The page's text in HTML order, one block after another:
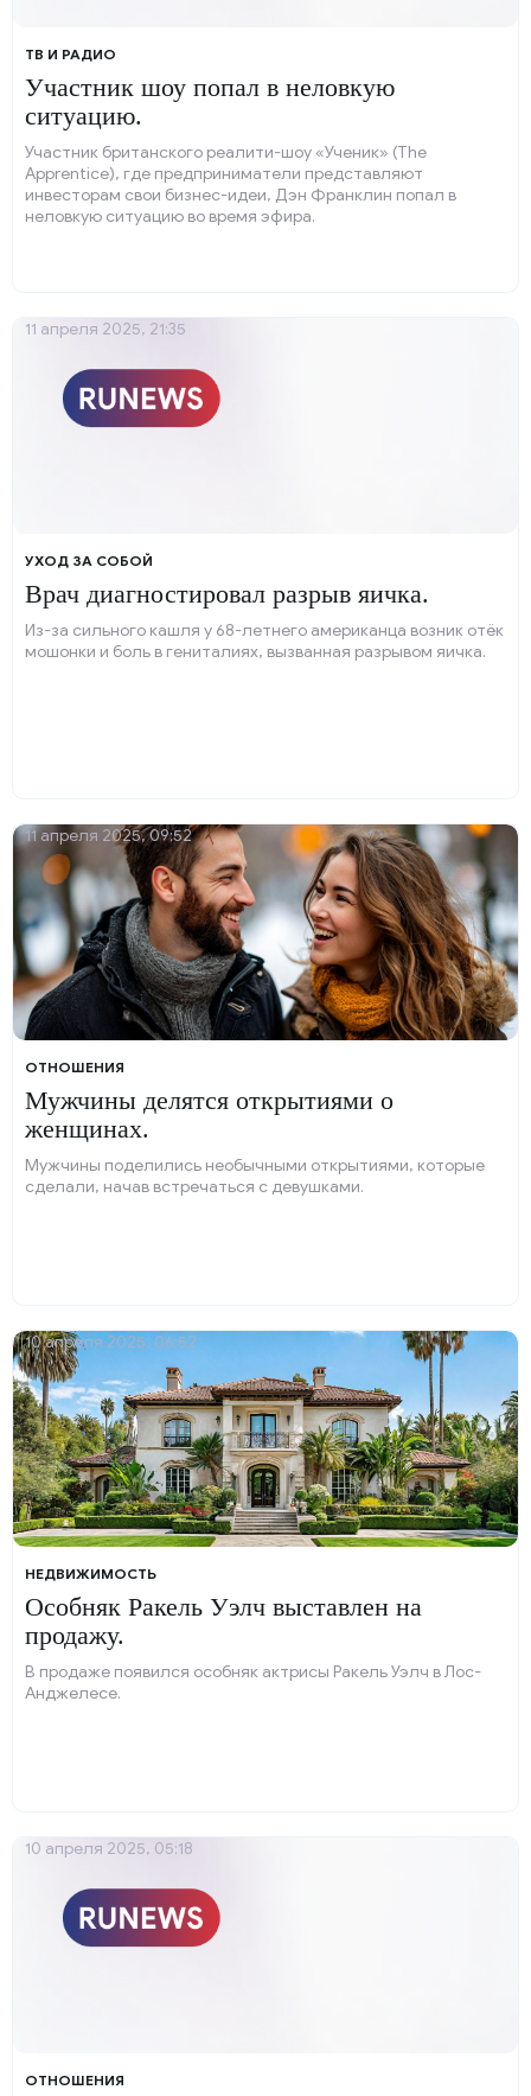
ТВ И РАДИО
Участник шоу попал в неловкую
ситуацию.
Участник британского реалити-шоу «Ученик» (The
Apprentice), где предприниматели представляют
инвесторам свои бизнес-идеи, Дэн Франклин попал в
неловкую ситуацию во время эфира.
УХОД ЗА СОБОЙ
Врач диагностировал разрыв яичка.
Из-за сильного кашля у 68-летнего американца возник отёк
мошонки и боль в гениталиях, вызванная разрывом яичка.
11 апреля 2025, 21:35
ОТНОШЕНИЯ
Мужчины делятся открытиями о
женщинах.
Мужчины поделились необычными открытиями, которые
сделали, начав встречаться с девушками.
11 апреля 2025, 09:52
НЕДВИЖИМОСТЬ
Особняк Ракель Уэлч выставлен на
продажу.
В продаже появился особняк актрисы Ракель Уэлч в Лос-
Анджелесе.
10 апреля 2025, 06:52
ОТНОШЕНИЯ
10 апреля 2025, 05:18